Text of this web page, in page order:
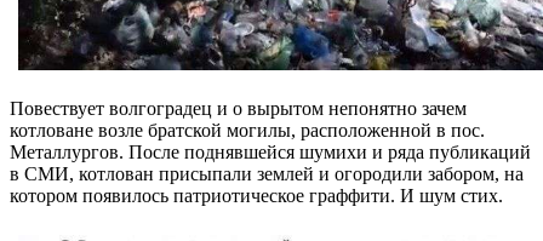
Повествует волгоградец и о вырытом непонятно зачем
котловане возле братской могилы, расположенной в пос.
Металлургов. После поднявшейся шумихи и ряда публикаций
в СМИ, котлован присыпали землей и огородили забором, на
котором появилось патриотическое граффити. И шум стих.